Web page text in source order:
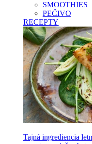
SMOOTHIES
PEČIVO
RECEPTY
Tajná ingrediencia